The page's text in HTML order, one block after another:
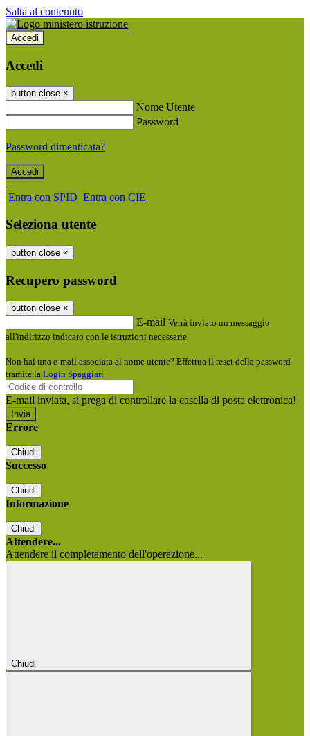
Salta al contenuto
Accedi
Accedi
button close ×
Nome Utente
Password
Password dimenticata?
-
Entra con SPID Entra con CIE
Seleziona utente
button close ×
Recupero password
button close ×
E-mail Verrà inviato un messaggio
all'indirizzo indicato con le istruzioni necessarie.
Non hai una e-mail associata al nome utente? Effettua il reset della password
tramite la Login Spaggiari
E-mail inviata, si prega di controllare la casella di posta elettronica!
Errore
Chiudi
Successo
Chiudi
Informazione
Chiudi
Attendere...
Attendere il completamento dell'operazione...
Chiudi